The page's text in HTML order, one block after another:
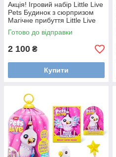
Акція! Ігровий набір Little Live
Pets Будинок з сюрпризом
Магічне прибуття Little Live
Pets My Puppy цуценя в
будинку 26477 Міккі
Готово до відправки
2 100 ₴
Купити